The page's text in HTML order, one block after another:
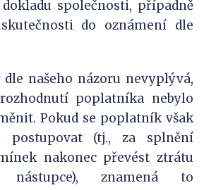
společnosti, případně
do oznámení dle
našeho názoru nevyplývá,
poplatníka nebylo
Pokud se poplatník však
postupovat (tj., za splnění
nakonec převést ztrátu
znamená to